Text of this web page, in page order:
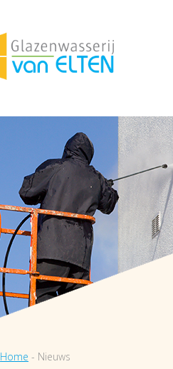
Home - Nieuws